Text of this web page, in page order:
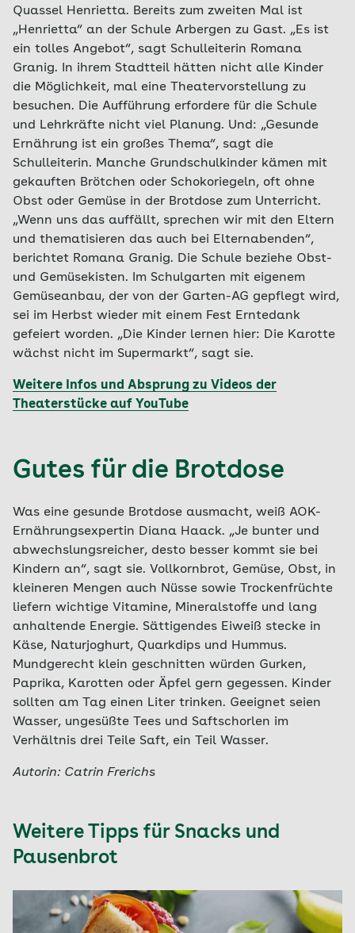
Quassel Henrietta. Bereits zum zweiten Mal ist
„Henrietta“ an der Schule Arbergen zu Gast. „Es ist
ein tolles Angebot“, sagt Schulleiterin Romana
Granig. In ihrem Stadtteil hätten nicht alle Kinder
die Möglichkeit, mal eine Theatervorstellung zu
besuchen. Die Aufführung erfordere für die Schule
und Lehrkräfte nicht viel Planung. Und: „Gesunde
Ernährung ist ein großes Thema“, sagt die
Schulleiterin. Manche Grundschulkinder kämen mit
gekauften Brötchen oder Schokoriegeln, oft ohne
Obst oder Gemüse in der Brotdose zum Unterricht.
„Wenn uns das auffällt, sprechen wir mit den Eltern
und thematisieren das auch bei Elternabenden“,
berichtet Romana Granig. Die Schule beziehe Obst-
und Gemüsekisten. Im Schulgarten mit eigenem
Gemüseanbau, der von der Garten-AG gepflegt wird,
sei im Herbst wieder mit einem Fest Erntedank
gefeiert worden. „Die Kinder lernen hier: Die Karotte
wächst nicht im Supermarkt“, sagt sie.
Weitere Infos und Absprung zu Videos der
Theaterstücke auf YouTube
Gutes für die Brotdose
Was eine gesunde Brotdose ausmacht, weiß AOK-
Ernährungsexpertin Diana Haack. „Je bunter und
abwechslungsreicher, desto besser kommt sie bei
Kindern an“, sagt sie. Vollkornbrot, Gemüse, Obst, in
kleineren Mengen auch Nüsse sowie Trockenfrüchte
liefern wichtige Vitamine, Mineralstoffe und lang
anhaltende Energie. Sättigendes Eiweiß stecke in
Käse, Naturjoghurt, Quarkdips und Hummus.
Mundgerecht klein geschnitten würden Gurken,
Paprika, Karotten oder Äpfel gern gegessen. Kinder
sollten am Tag einen Liter trinken. Geeignet seien
Wasser, ungesüßte Tees und Saftschorlen im
Verhältnis drei Teile Saft, ein Teil Wasser.
Autorin: Catrin Frerichs
Weitere Tipps für Snacks und
Pausenbrot